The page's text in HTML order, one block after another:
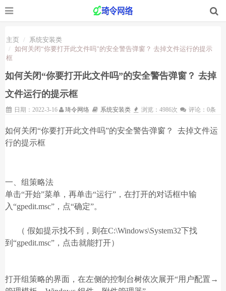
主页
系统安装类
如何关闭“你要打开此文件吗”的安全警告弹窗？ 去掉文件运行的提示
框
如何关闭“你要打开此文件吗”的安全警告弹窗？ 去掉
文件运行的提示框
日期：2022-3-16 琦令网络 系统安装类 浏览：4986次 评论：0条
如何关闭“你要打开此文件吗”的安全警告弹窗？ 去掉文件运
行的提示框
一、组策略法
单击“开始”菜单，再单击“运行”，在打开的对话框中输
入“gpedit.msc”，点“确定”。
（ 假如提示找不到，则在C:\Windows\System32下找
到“gpedit.msc”，点击就能打开）
打开组策略的界面，在左侧的控制台树依次展开“用户配置→